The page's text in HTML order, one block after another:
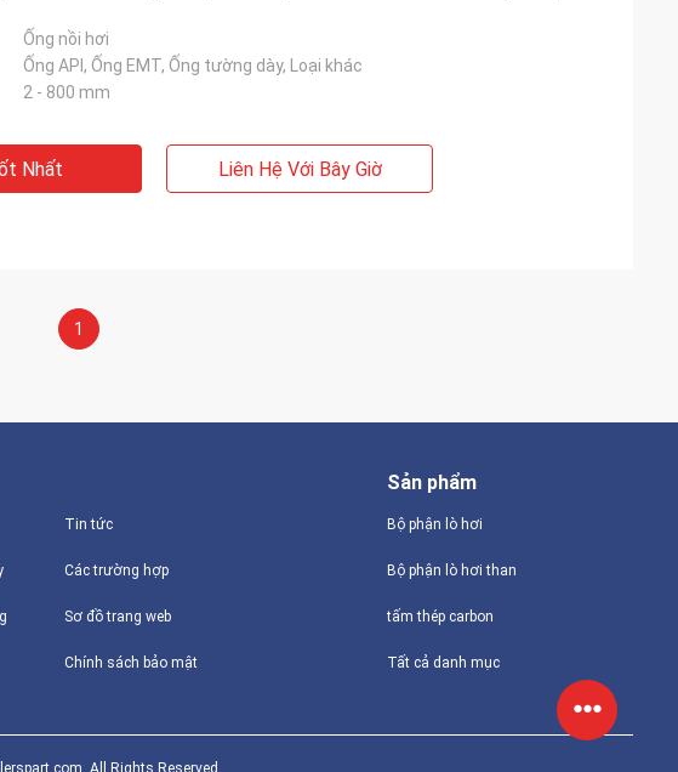
Ống nồi hơi
Ống API, Ống EMT, Ống tường dày, Loại khác
2 - 800 mm
Nhất Liên Hệ Với Bây Giờ
1
Tin tức
Các trường hợp
Sơ đồ trang web
Chính sách bảo mật
Sản phẩm
Bộ phận lò hơi
Bộ phận lò hơi than
tấm thép carbon
Tất cả danh mục
All Rights Reserved.